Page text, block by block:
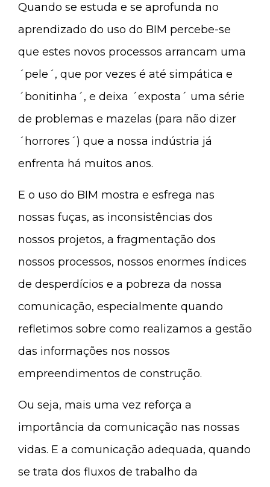
Quando se estuda e se aprofunda no
aprendizado do uso do BIM percebe-se
que estes novos processos arrancam uma
´pele´, que por vezes é até simpática e
´bonitinha´, e deixa ´exposta´ uma série
de problemas e mazelas (para não dizer
´horrores´) que a nossa indústria já
enfrenta há muitos anos.
E o uso do BIM mostra e esfrega nas
nossas fuças, as inconsistências dos
nossos projetos, a fragmentação dos
nossos processos, nossos enormes índices
de desperdícios e a pobreza da nossa
comunicação, especialmente quando
refletimos sobre como realizamos a gestão
das informações nos nossos
empreendimentos de construção.
Ou seja, mais uma vez reforça a
importância da comunicação nas nossas
vidas. E a comunicação adequada, quando
se trata dos fluxos de trabalho da